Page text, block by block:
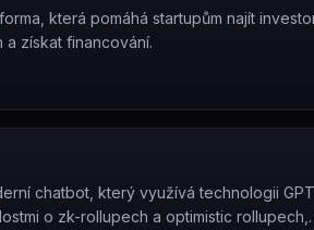
která pomáhá startupům najít
a získat financování.
chatbot, který využívá technologii
o zk-rollupech a optimistic rollupech,